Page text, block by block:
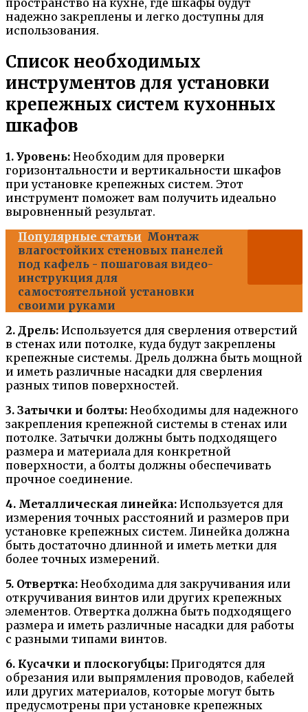
надежно закреплены и легко доступны для
использования.
Список необходимых
инструментов для установки
крепежных систем кухонных
шкафов
1. Уровень: Необходим для проверки
горизонтальности и вертикальности шкафов
при установке крепежных систем. Этот
инструмент поможет вам получить идеально
выровненный результат.
Популярные статьи Монтаж
влагостойких стеновых панелей
под кафель - пошаговая видео-
инструкция для
самостоятельной установки
своими руками
2. Дрель: Используется для сверления отверстий
в стенах или потолке, куда будут закреплены
крепежные системы. Дрель должна быть мощной
и иметь различные насадки для сверления
разных типов поверхностей.
3. Затычки и болты: Необходимы для надежного
закрепления крепежной системы в стенах или
потолке. Затычки должны быть подходящего
размера и материала для конкретной
поверхности, а болты должны обеспечивать
прочное соединение.
4. Металлическая линейка: Используется для
измерения точных расстояний и размеров при
установке крепежных систем. Линейка должна
быть достаточно длинной и иметь метки для
более точных измерений.
5. Отвертка: Необходима для закручивания или
откручивания винтов или других крепежных
элементов. Отвертка должна быть подходящего
размера и иметь различные насадки для работы
с разными типами винтов.
6. Кусачки и плоскогубцы: Пригодятся для
обрезания или выпрямления проводов, кабелей
или других материалов, которые могут быть
предусмотрены при установке крепежных